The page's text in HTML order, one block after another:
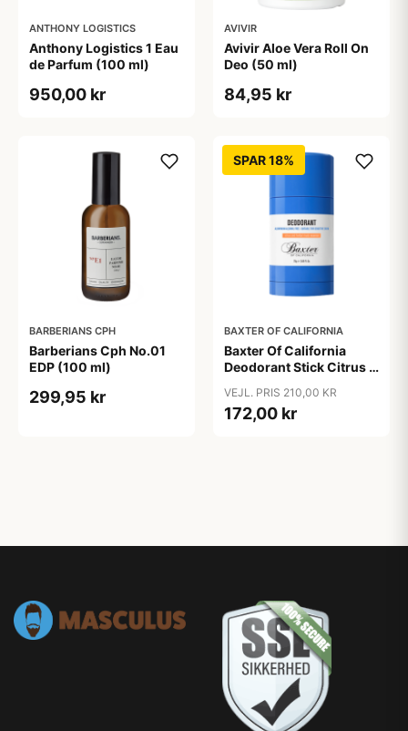
ANTHONY LOGISTICS
Anthony Logistics 1 Eau
de Parfum (100 ml)
950,00 kr
AVIVIR
Avivir Aloe Vera Roll On
Deo (50 ml)
84,95 kr
BARBERIANS CPH
Barberians Cph No.01
EDP (100 ml)
299,95 kr
SPAR 18%
BAXTER OF CALIFORNIA
Baxter Of California
Deodorant Stick Citrus &
VEJL. PRIS 210,00 KR
172,00 kr